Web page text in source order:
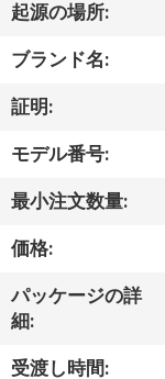
私
達
に
つ
て
起源の場所:
ブランド名:
証明:
モデル番号:
最小注文数量:
価格:
パッケージの詳
細:
受渡し時間: